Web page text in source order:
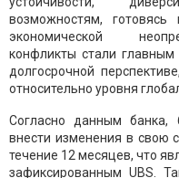
возможностям, готовясь
экономической
конфликты стали главным
долгосрочной
относительно уровня
Согласно данным банка,
внести изменения в свою
течение 12 месяцев, что
зафиксированным UBS.